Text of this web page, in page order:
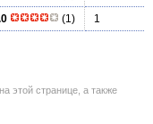
(1) 1
этой странице, а также